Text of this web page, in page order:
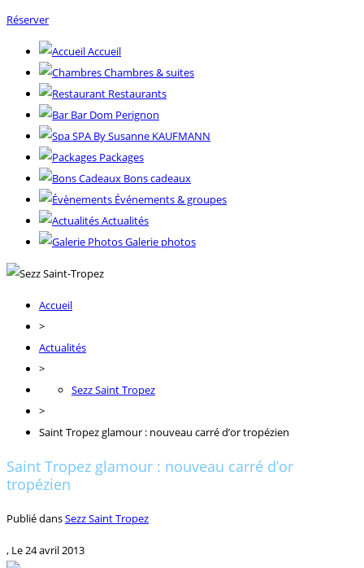
Réserver
Accueil
Chambres & suites
Restaurants
Bar Dom Perignon
SPA By Susanne KAUFMANN
Packages
Bons cadeaux
Événements & groupes
Actualités
Galerie photos
Accueil
>
Actualités
>
Sezz Saint Tropez
>
Saint Tropez glamour : nouveau carré d’or tropézien
Saint Tropez glamour : nouveau carré d’or
tropézien
Publié dansSezz Saint Tropez
, Le24 avril 2013